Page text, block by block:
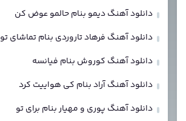
دانلود آهنگ دیمو بنام حالمو عوض کن
دانلود آهنگ فرهاد تاروردی بنام تماشای تو
دانلود آهنگ کوروش بنام فیانسه
دانلود آهنگ آراد بنام کی هواییت کرد
دانلود آهنگ پوری و مهیار بنام برای تو